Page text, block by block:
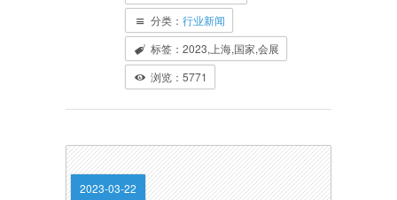
分类： 行业新闻
标签：2023,上海,国家,会展
浏览：5771
2023-03-22